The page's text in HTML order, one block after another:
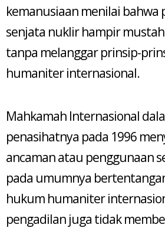
kemanusiaan menilai bahwa
senjata nuklir hampir
tanpa melanggar prinsip-
humaniter internasional.
Mahkamah Internasional
penasihatnya pada 1996
ancaman atau penggunaan
pada umumnya
hukum humaniter
pengadilan juga tidak